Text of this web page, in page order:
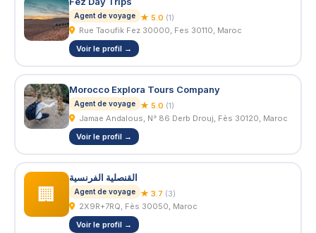
Agent de voyage ★ 5.0 (1)
Rue Taoufik Fez 30000, Fes 30110, Maroc
Voir le profil →
Morocco Explora Tours Company
Agent de voyage ★ 5.0 (1)
Jamae Andalous, N° 86 Derb Drouj, Fès 30120, Maroc
Voir le profil →
🏢
القنصلية الفرنسية
Agent de voyage ★ 3.7 (3)
2X9R+7RQ, Fès 30050, Maroc
Voir le profil →